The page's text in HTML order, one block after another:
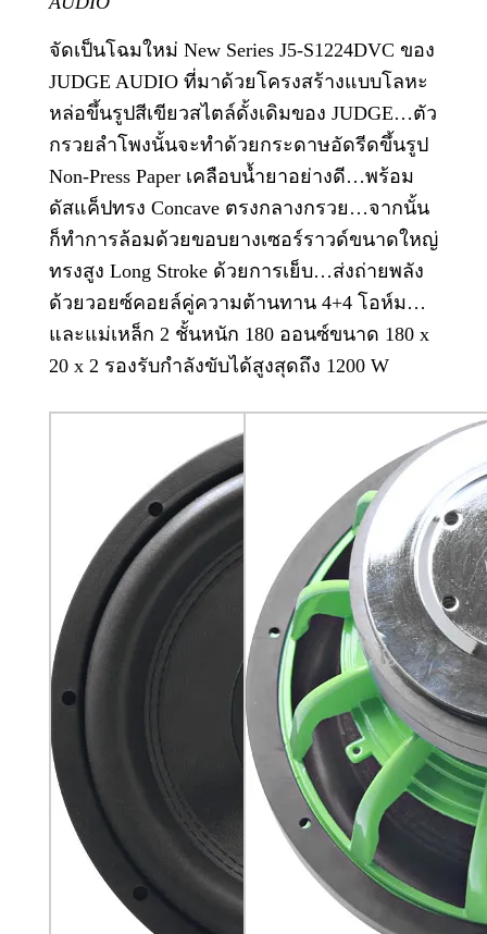
จัดเป็นโฉมใหม่ New Series J5-S1224DVC ของ
JUDGE AUDIO ที่มาด้วยโครงสร้างแบบโลหะ
หล่อขึ้นรูปสีเขียวสไตล์ดั้งเดิมของ JUDGE…ตัว
กรวยลำโพงนั้นจะทำด้วยกระดาษอัดรีดขึ้นรูป
Non-Press Paper เคลือบน้ำยาอย่างดี…พร้อม
ดัสแค็ปทรง Concave ตรงกลางกรวย…จากนั้น
ก็ทำการล้อมด้วยขอบยางเซอร์ราวด์ขนาดใหญ่
ทรงสูง Long Stroke ด้วยการเย็บ…ส่งถ่ายพลัง
ด้วยวอยซ์คอยล์คู่ความต้านทาน 4+4 โอห์ม…
และแม่เหล็ก 2 ชั้นหนัก 180 ออนซ์ขนาด 180 x
20 x 2 รองรับกำลังขับได้สูงสุดถึง 1200 W